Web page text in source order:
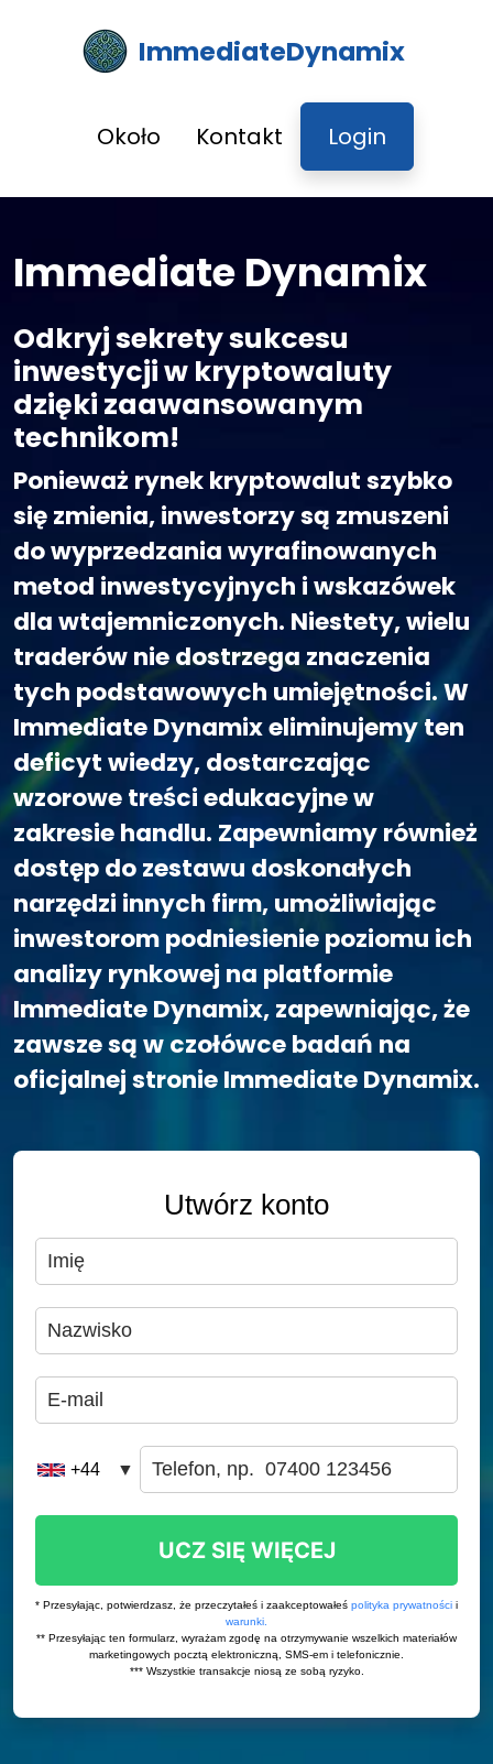
ImmediateDynamix
Około Kontakt Login
Immediate Dynamix
Odkryj sekrety sukcesu
inwestycji w kryptowaluty
dzięki zaawansowanym
technikom!
Ponieważ rynek kryptowalut szybko
się zmienia, inwestorzy są zmuszeni
do wyprzedzania wyrafinowanych
metod inwestycyjnych i wskazówek
dla wtajemniczonych. Niestety, wielu
traderów nie dostrzega znaczenia
tych podstawowych umiejętności. W
Immediate Dynamix eliminujemy ten
deficyt wiedzy, dostarczając
wzorowe treści edukacyjne w
zakresie handlu. Zapewniamy również
dostęp do zestawu doskonałych
narzędzi innych firm, umożliwiając
inwestorom podniesienie poziomu ich
analizy rynkowej na platformie
Immediate Dynamix, zapewniając, że
zawsze są w czołówce badań na
oficjalnej stronie Immediate Dynamix.